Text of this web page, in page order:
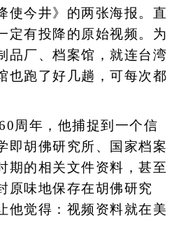
今井》的两张海报。直
定有投降的原始视频。为
品厂、档案馆，就连台湾
也跑了好几趟，可每次都
周年，他捕捉到一个信
胡佛研究所、国家档案
期的相关文件资料，甚至
原味地保存在胡佛研究
他觉得：视频资料就在美